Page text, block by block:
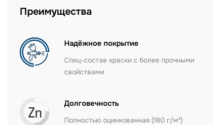
Преимущества
Надёжное покрытие
Спец-состав краски с более прочными
свойствами
Долговечность
Полностью оцинкованная (180 г/м²)